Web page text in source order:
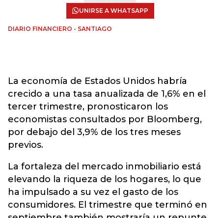
UNIRSE A WHATSAPP
DIARIO FINANCIERO - SANTIAGO
La economía de Estados Unidos habría
crecido a una tasa anualizada de 1,6% en el
tercer trimestre, pronosticaron los
economistas consultados por Bloomberg,
por debajo del 3,9% de los tres meses
previos.
La fortaleza del mercado inmobiliario está
elevando la riqueza de los hogares, lo que
ha impulsado a su vez el gasto de los
consumidores. El trimestre que terminó en